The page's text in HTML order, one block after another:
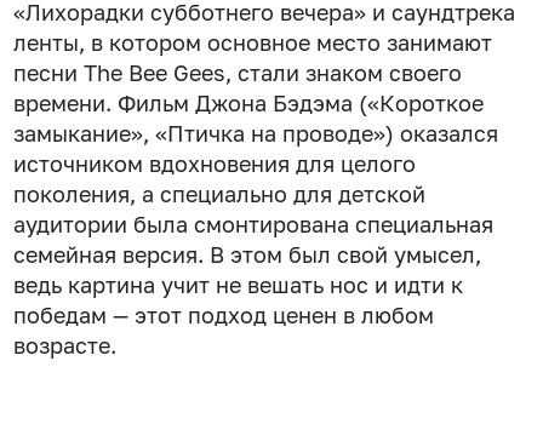
«Лихорадки субботнего вечера» и саундтрека
ленты, в котором основное место занимают
песни The Bee Gees, стали знаком своего
времени. Фильм Джона Бэдэма («Короткое
замыкание», «Птичка на проводе») оказался
источником вдохновения для целого
поколения, а специально для детской
аудитории была смонтирована специальная
семейная версия. В этом был свой умысел,
ведь картина учит не вешать нос и идти к
победам — этот подход ценен в любом
возрасте.